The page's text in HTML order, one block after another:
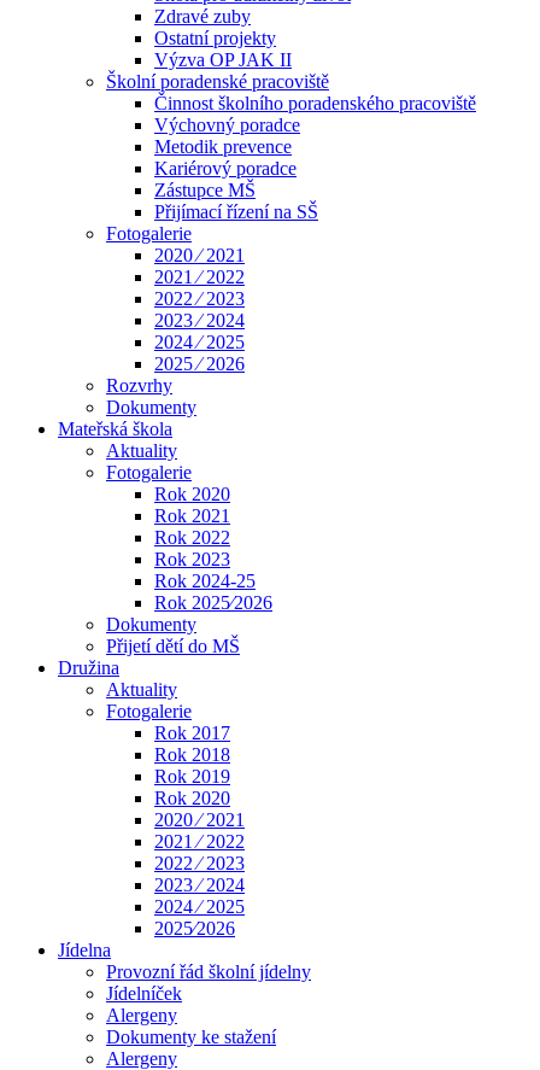
Zdravé zuby
Ostatní projekty
Výzva OP JAK II
Školní poradenské pracoviště
Činnost školního poradenského pracoviště
Výchovný poradce
Metodik prevence
Kariérový poradce
Zástupce MŠ
Přijímací řízení na SŠ
Fotogalerie
2020 ⁄ 2021
2021 ⁄ 2022
2022 ⁄ 2023
2023 ⁄ 2024
2024 ⁄ 2025
2025 ⁄ 2026
Rozvrhy
Dokumenty
Mateřská škola
Aktuality
Fotogalerie
Rok 2020
Rok 2021
Rok 2022
Rok 2023
Rok 2024-25
Rok 2025⁄2026
Dokumenty
Přijetí dětí do MŠ
Družina
Aktuality
Fotogalerie
Rok 2017
Rok 2018
Rok 2019
Rok 2020
2020 ⁄ 2021
2021 ⁄ 2022
2022 ⁄ 2023
2023 ⁄ 2024
2024 ⁄ 2025
2025⁄2026
Jídelna
Provozní řád školní jídelny
Jídelníček
Alergeny
Dokumenty ke stažení
Alergeny